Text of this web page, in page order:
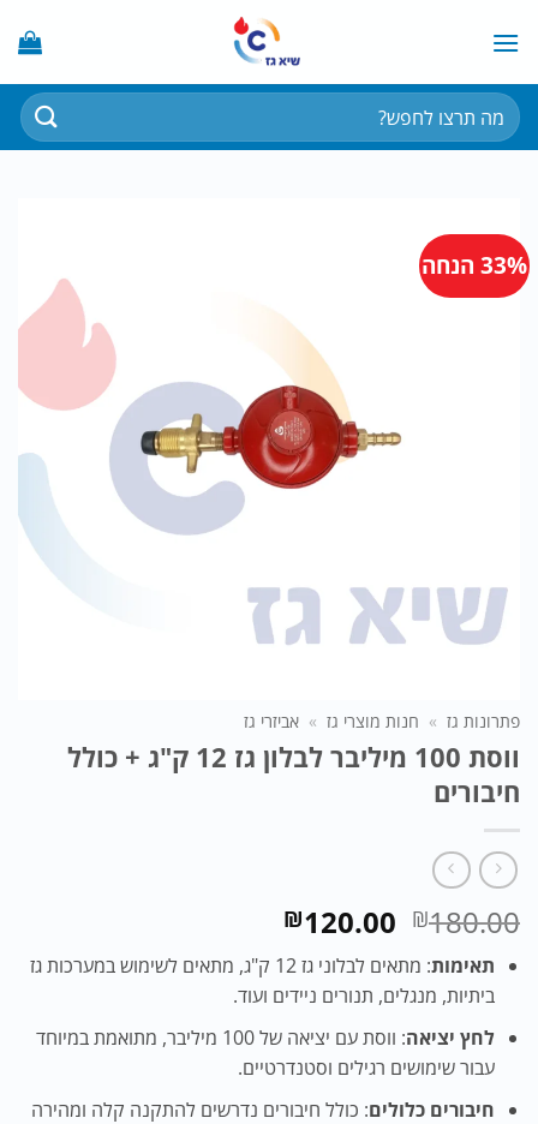
חיפוש
עבור:
33% הנחה
פתרונות גז » חנות מוצרי גז » אביזרי גז
ווסת 100 מיליבר לבלון גז 12 ק"ג + כולל
חיבורים
₪180.00 המחיר
המקורי
היה:
₪180.00.
₪120.00
הנוכחי
הוא:
₪120.00.
תאימות
: מתאים לבלוני גז 12 ק"ג, מתאים לשימוש במערכות גז
ביתיות, מנגלים, תנורים ניידים ועוד.
לחץ יציאה
: ווסת עם יציאה של 100 מיליבר, מתואמת במיוחד
עבור שימושים רגילים וסטנדרטיים.
חיבורים כלולים: כולל חיבורים נדרשים להתקנה קלה ומהירה